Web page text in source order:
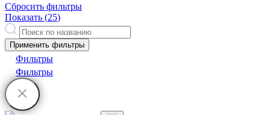
Сбросить фильтры
Показать (25)
Применить фильтры
Фильтры
Фильтры